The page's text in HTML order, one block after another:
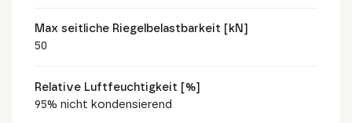
Max seitliche Riegelbelastbarkeit [kN]
50
Relative Luftfeuchtigkeit [%]
95% nicht kondensierend